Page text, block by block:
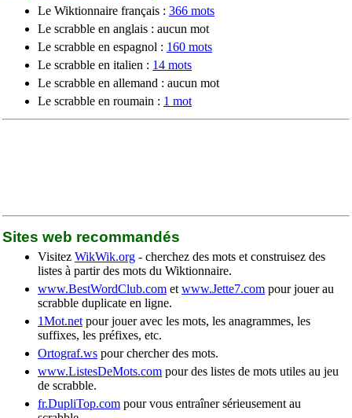
Le Wiktionnaire français : 366 mots
Le scrabble en anglais : aucun mot
Le scrabble en espagnol : 160 mots
Le scrabble en italien : 14 mots
Le scrabble en allemand : aucun mot
Le scrabble en roumain : 1 mot
Sites web recommandés
Visitez WikWik.org - cherchez des mots et construisez des
listes à partir des mots du Wiktionnaire.
www.BestWordClub.com et www.Jette7.com pour jouer au
scrabble duplicate en ligne.
1Mot.net pour jouer avec les mots, les anagrammes, les
suffixes, les préfixes, etc.
Ortograf.ws pour chercher des mots.
www.ListesDeMots.com pour des listes de mots utiles au jeu
de scrabble.
fr.DupliTop.com pour vous entraîner sérieusement au